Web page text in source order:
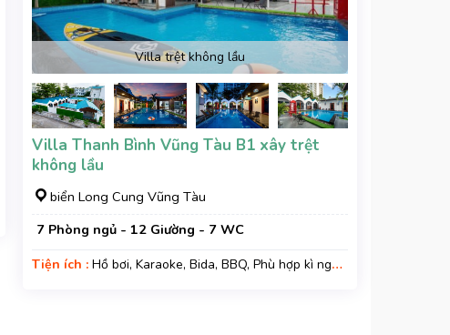
Villa trệt không lầu
Villa Thanh Bình Vũng Tàu B1 xây trệt
không lầu
biển Long Cung Vũng Tàu
7 Phòng ngủ - 12 Giường - 7 WC
Tiện ích :Hồ bơi, Karaoke, Bida, BBQ, Phù hợp kì nghỉ